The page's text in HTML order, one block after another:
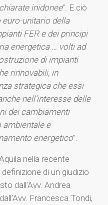
inidonee”. E ciò
unitario della
FER e dei principi
energetica … volti ad
di impianti
rinnovabili, in
strategica che essi
nell’interesse delle
dei cambiamenti
ambientale e
energetico”.
nella recente
di un giudizio
dall’Avv. Andrea
Francesca Tondi,